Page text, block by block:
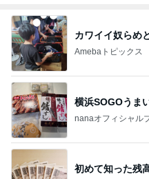
カワイイ奴らめ
Amebaトピックス
横浜SOGOうま
nanaオフィシャル
初めて知った残